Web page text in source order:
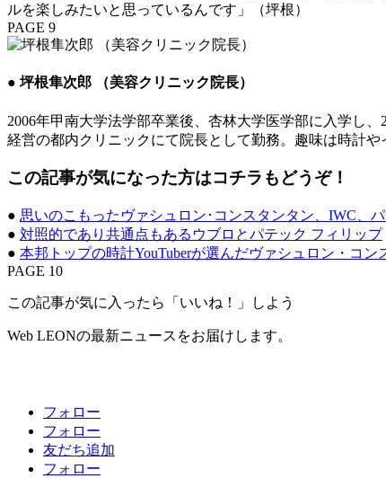
ルを楽しみたいと思っているんです」（坪根）
PAGE 9
● 坪根隼次郎 （美容クリニック院長）
2006年甲南大学法学部卒業後、杏林大学医学部に入学し
経営の都内クリニックにて院長として勤務。趣味は時計や
この記事が気になった方はコチラもどうぞ！
● 思いのこもったヴァシュロン･コンスタンタン、IWC、
● 対照的であり共通点もあるウブロとパテック フィリップ
● 本邦トップの時計YouTuberが選んだヴァシュロン・コ
PAGE 10
この記事が気に入ったら「いいね！」しよう
Web LEONの最新ニュースをお届けします。
フォロー
フォロー
友だち追加
フォロー